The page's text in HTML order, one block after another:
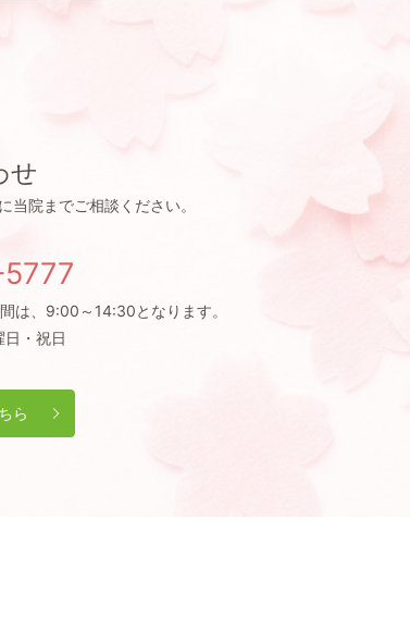
せ
院までご相談ください。
、9:00～14:30となります。
・祝日
ら